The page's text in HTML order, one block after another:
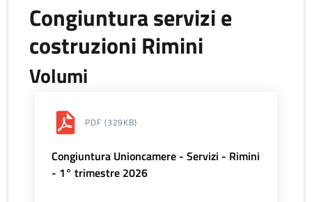
Congiuntura servizi e
costruzioni Rimini
Volumi
PDF (329KB)
Congiuntura Unioncamere - Servizi - Rimini
- 1° trimestre 2026